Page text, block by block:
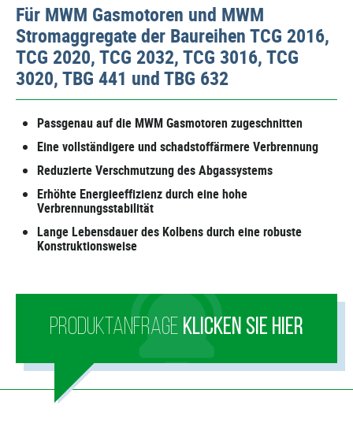
Für MWM Gasmotoren und MWM
Stromaggregate der Baureihen TCG 2016,
TCG 2020, TCG 2032, TCG 3016, TCG
3020, TBG 441 und TBG 632
Passgenau auf die MWM Gasmotoren zugeschnitten
Eine vollständigere und schadstoffärmere Verbrennung
Reduzierte Verschmutzung des Abgassystems
Erhöhte Energieeffizienz durch eine hohe
Verbrennungsstabilität
Lange Lebensdauer des Kolbens durch eine robuste
Konstruktionsweise
PRODUKTANFRAGE KLICKEN SIE HIER